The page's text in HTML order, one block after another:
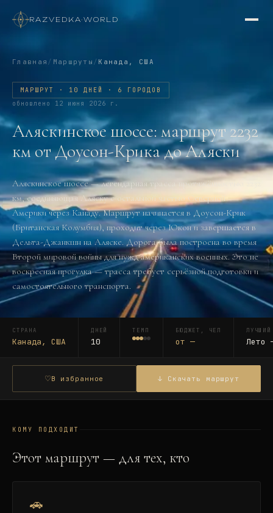
RAZVEDKA·WORLD
Главная / Маршруты / Канада, США
МАРШРУТ · 10 ДНЕЙ · 6 ГОРОДОВ
обновлено 12 июня 2026 г.
Аляскинское шоссе: маршрут 2232
км от Доусон-Крика до Аляски
Аляскинское шоссе — легендарная трасса протяжённостью 2232
км, соединяющая Аляску с остальной частью Северной
Америки через Канаду. Маршрут начинается в Доусон-Крик
(Британская Колумбия), проходит через Юкон и завершается в
Дельта-Джанкшн на Аляске. Дорога была построена во время
Второй мировой войны для нужд американских военных. Это не
воскресная прогулка — трасса требует серьёзной подготовки и
самостоятельного транспорта.
СТРАНА
Канада, США
ДНЕЙ
10
ТЕМП БЮДЖЕТ, ЧЕЛ
от— Лето
♡В избранное ↓ Скачать маршрут
КОМУ ПОДХОДИТ
Этот маршрут — для тех, кто
🚗